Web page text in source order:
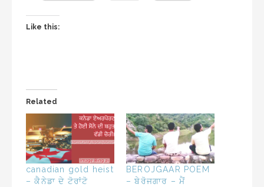
Like this:
Related
canadian gold heist
– ਕੈਨੇਡਾ ਦੇ ਟੋਰਾਂਟੋ
BEROJGAAR POEM
– ਬੇਰੋਜਗਾਰ – ਮੈਂ